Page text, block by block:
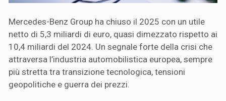
Mercedes-Benz Group ha chiuso il 2025 con un utile
netto di 5,3 miliardi di euro, quasi dimezzato rispetto ai
10,4 miliardi del 2024. Un segnale forte della crisi che
attraversa l’industria automobilistica europea, sempre
più stretta tra transizione tecnologica, tensioni
geopolitiche e guerra dei prezzi.